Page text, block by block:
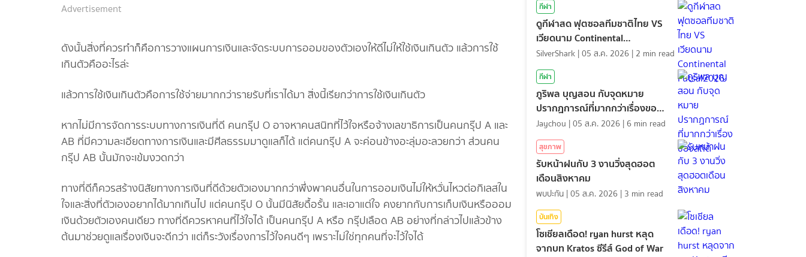
Advertisement
ดังนั้นสิ่งที่ควรทำก็คือการวางแผนการเงินและจัดระบบการออมของตัวเองให้ดีไม่ให้ใช้เงินเกินตัว แล้วการใช้
เกินตัวคืออะไรล่ะ
แล้วการใช้เงินเกินตัวคือการใช้จ่ายมากกว่ารายรับที่เราได้มา สิ่งนี้เรียกว่าการใช้เงินเกินตัว
หากไม่มีการจัดการระบบทางการเงินที่ดี คนกรุ๊ป O อาจหาคนสนิทที่ไว้ใจหรือจ้างเลขาธิการเป็นคนกรุ๊ป A และ
AB ที่มีความละเอียดทางการเงินและมีศีลธรรมมาดูแลก็ได้ แต่คนกรุ๊ป A จะค่อนข้างอะลุ่มอะลวยกว่า ส่วนคน
กรุ๊ป AB นั้นมักจะเข้มงวดกว่า
ทางที่ดีก็ควรสร้างนิสัยทางการเงินที่ดีด้วยตัวเองมากกว่าพึ่งพาคนอื่นในการออมเงินไม่ให้หวั่นไหวต่อกิเลสใน
ใจและสิ่งที่ตัวเองอยากได้มากเกินไป แต่คนกรุ๊ป O นั้นมีนิสัยดื้อรั้น และเอาแต่ใจ คงยากกับการเก็บเงินหรือออม
เงินด้วยตัวเองคนเดียว ทางที่ดีควรหาคนที่ไว้ใจได้ เป็นคนกรุ๊ป A หรือ กรุ๊ปเลือด AB อย่างที่กล่าวไปแล้วข้าง
ต้นมาช่วยดูแลเรื่องเงินจะดีกว่า แต่ก็ระวังเรื่องการไว้ใจคนดีๆ เพราะไม่ใช่ทุกคนที่จะไว้ใจได้
กีฬา
ดูกีฬาสด ฟุตซอลทีมชาติไทย VS
เวียดนาม Continental
Futsal2026
SilverShark |05 ส.ค. 2026 | 2 min read
กีฬา
ภูริพล บุญสอน กับจุดหมาย
ปรากฏการณ์ที่มากกว่าเรื่องของ
สถิติ
Jaychou |05 ส.ค. 2026 | 6 min read
สุขภาพ
รับหน้าฝนกับ 3 งานวิ่งสุดฮอต
เดือนสิงหาคม
พบปะกัน |05 ส.ค. 2026 | 3 min read
บันเทิง
โซเชียลเดือด! ryan hurst หลุด
จากบท Kratos ซีรีส์ God of War